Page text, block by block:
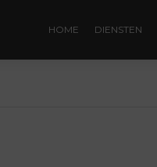
HOME DIENSTEN